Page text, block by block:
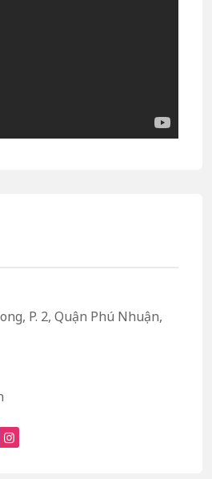
P. 2, Quận Phú Nhuận,